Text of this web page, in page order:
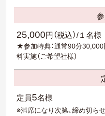
25,000円（税込）/１名様
★参加特典：通常90分30,000
料実施（ご希望社様）
定員5名様
※満席になり次第、締め切ら